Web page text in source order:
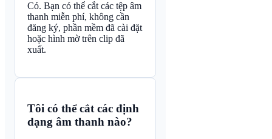
Có. Bạn có thể cắt các tệp âm
thanh miễn phí, không cần
đăng ký, phần mềm đã cài đặt
hoặc hình mờ trên clip đã
xuất.
Tôi có thể cắt các định
dạng âm thanh nào?